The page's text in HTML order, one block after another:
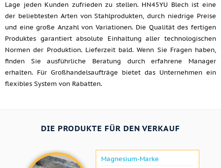
Lage jeden Kunden zufrieden zu stellen. HN45YU Blech ist eine
der beliebtesten Arten von Stahlprodukten, durch niedrige Preise
und eine große Anzahl von Variationen. Die Qualität des fertigen
Produktes garantiert absolute Einhaltung aller technologischen
Normen der Produktion. Lieferzeit bald. Wenn Sie Fragen haben,
finden Sie ausführliche Beratung durch erfahrene Manager
erhalten. Für Großhandelsaufträge bietet das Unternehmen ein
flexibles System von Rabatten.
DIE PRODUKTE FÜR DEN VERKAUF
Magnesium-Marke